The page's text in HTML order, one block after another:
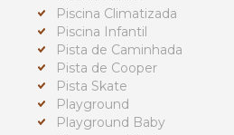
Piscina Climatizada
Piscina Infantil
Pista de Caminhada
Pista de Cooper
Pista Skate
Playground
Playground Baby